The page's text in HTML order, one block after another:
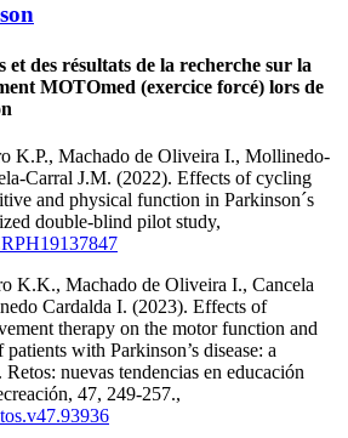
et des résultats de la recherche sur la
MOTOmed (exercice forcé) lors de
K.P., Machado de Oliveira I., Mollinedo-
Carral J.M. (2022). Effects of cycling
and physical function in Parkinson´s
double-blind pilot study,
K.K., Machado de Oliveira I., Cancela
Cardalda I. (2023). Effects of
therapy on the motor function and
with Parkinson’s disease: a
nuevas tendencias en educación
47, 249-257.,